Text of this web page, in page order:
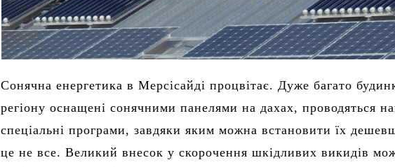
Сонячна енергетика в Мерсісайді процвітає. Дуже багато
регіону оснащені сонячними панелями на дахах, проводяться
спеціальні програми, завдяки яким можна встановити їх
це не все. Великий внесок у скорочення шкідливих викидів